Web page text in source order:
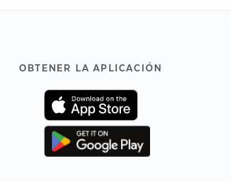
Footer
OBTENER LA APLICACIÓN